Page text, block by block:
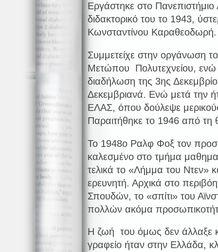
Εργάστηκε στο
διδακτορικό του το 1943,
Κωνσταντίνου Καραθεοδωρή.
Συμμετείχε στην οργάνωση
Μετώπου Πολυτεχνείου,
διαδήλωση της 3ης
Δεκεμβριανά. Ενώ μετά την
ΕΛΑΣ, όπου δούλεψε
Παραιτήθηκε το 1946 από τη
Το 1948ο Ραλφ Φοξ τον
καλεσμένο στο τμήμα
τελικά το «Λήμμα του Ντεν»
ερευνητή. Αρχικά στο
Σπουδών, το «σπίτι» του
πολλών ακόμα
Η ζωή του όμως δεν άλλαξε
γραφείο ήταν στην Ελλάδα,